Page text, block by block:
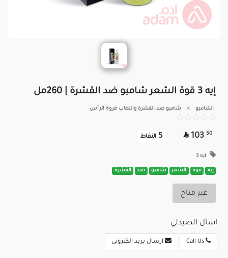
إيه 3 قوة الشعر شامبو ضد القشرة | 260مل
الشامبو > شامبو ضد القشرة والتهاب فروة الرأس
50
103

5 النقاط
ايه 3
إيه قوة الشعر شامبو ضد القشرة
غير متاح
اسأل الصيدلي
ارسال بريد الكترونى